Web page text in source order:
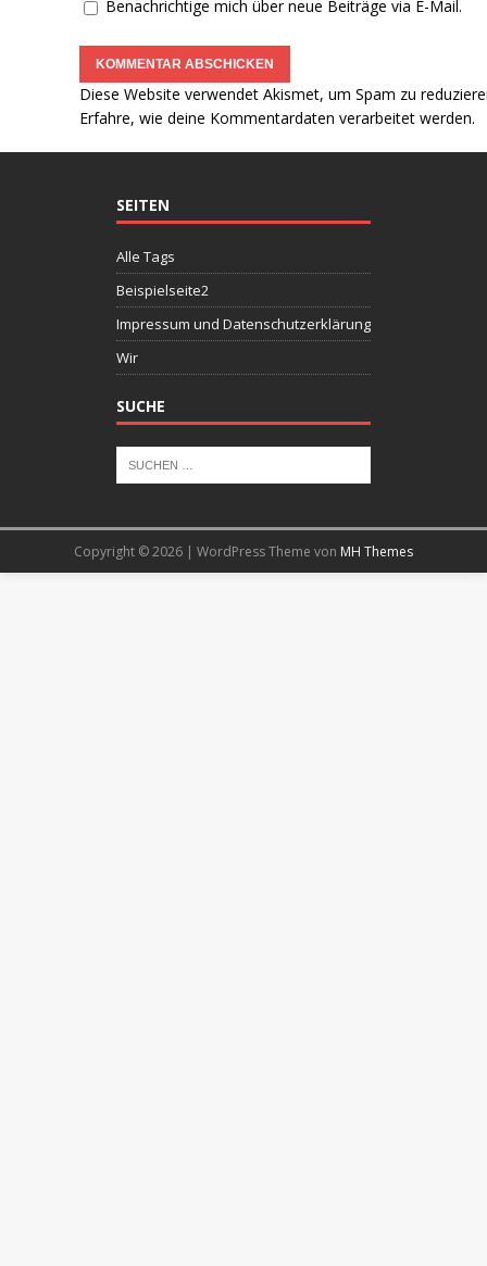
Benachrichtige mich über neue Beiträge via E-Mail.
Diese Website verwendet Akismet, um Spam zu
Erfahre, wie deine Kommentardaten verarbeitet werden.
SEITEN
Alle Tags
Beispielseite2
Impressum und Datenschutzerklärung
Wir
SUCHE
Copyright © 2026 | WordPress Theme von MH Themes